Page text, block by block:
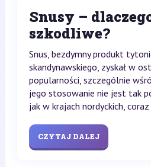
Snusy –
szkodliwe?
Snus, bezdymny produkt
skandynawskiego, zyskał w
popularności, szczególnie
jego stosowanie nie jest tak
jak w krajach nordyckich,
CZYTAJ DALEJ